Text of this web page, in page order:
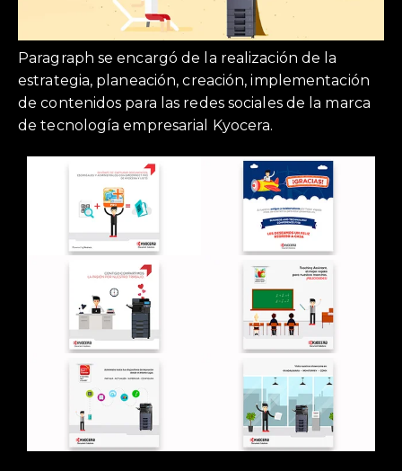
Paragraph se encargó de la realización de la
estrategia, planeación, creación, implementación
de contenidos para las redes sociales de la marca
de tecnología empresarial Kyocera.